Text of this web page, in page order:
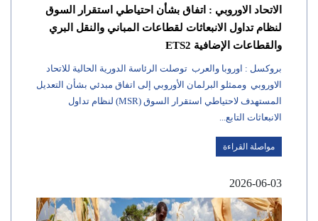
الاتحاد الاوروبي : اتفاق بشأن احتياطي استقرار السوق
لنظام تداول الانبعاثات لقطاعات المباني والنقل البري
والقطاعات الإضافية ETS2
بروكسل : اوروبا والعرب توصلت الرئاسة الدورية الحالية للاتحاد
الاوروبي وممثلو البرلمان الأوروبي إلى اتفاق مبدئي بشأن التعديل
المستهدف لاحتياطي استقرار السوق (MSR) لنظام تداول
الانبعاثات التابع...
مواصلة القراءة
2026-06-03